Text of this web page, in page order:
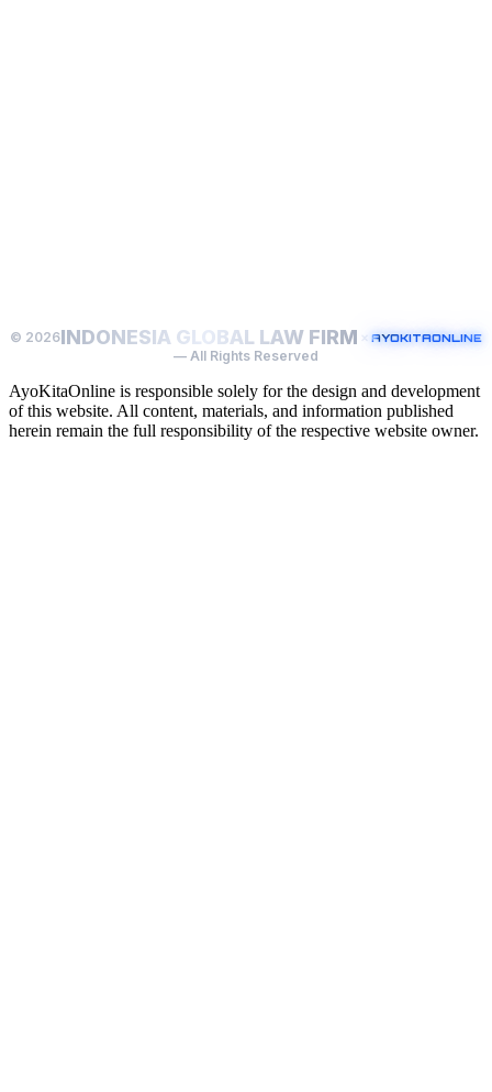
© 2026INDONESIA GLOBAL LAW FIRM × AYOKITAONLINE
— All Rights Reserved
AyoKitaOnline is responsible solely for the design and development
of this website. All content, materials, and information published
herein remain the full responsibility of the respective website owner.